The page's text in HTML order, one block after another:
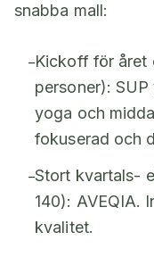
snabba mall:
–Kickoff för året
personer):
yoga och
fokuserad och
–Stort kvartals-
140): AVEQIA.
kvalitet.